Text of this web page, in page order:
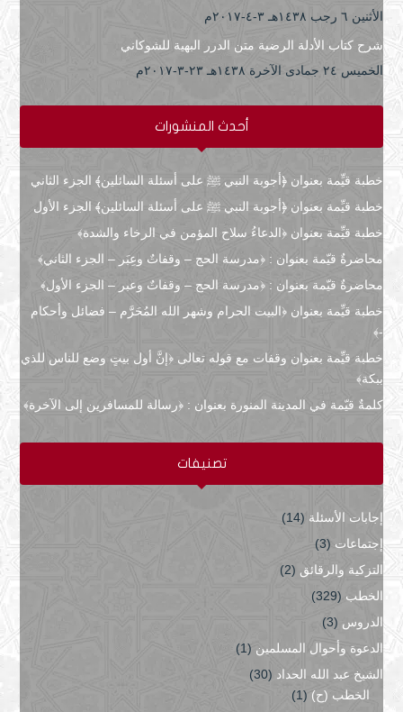
الأثنين ٦ رجب ۱٤۳۸هـ ۳-٤-۲۰۱۷م
شرح كتاب الأدلة الرضية متن الدرر البهية للشوكاني
الخميس ۲٤ جمادى الآخرة ۱٤۳۸هـ ۲۳-۳-۲۰۱۷م
أحدث المنشورات
خطبة قيِّمة بعنوان ﴿أجوبة النبي ﷺ على أسئلة السائلين﴾ الجزء الثاني
خطبة قيِّمة بعنوان ﴿أجوبة النبي ﷺ على أسئلة السائلين﴾ الجزء الأول
خطبة قيِّمة بعنوان ﴿الدعاءُ سلاح المؤمن في الرخاء والشدة﴾
محاضرةٌ قيّمة بعنوان : ﴿مدرسة الحج – وقفاتٌ وعِبَر – الجزء الثاني﴾
محاضرةٌ قيّمة بعنوان : ﴿مدرسة الحج – وقفاتٌ وعبر – الجزء الأول﴾
خطبة قيِّمة بعنوان ﴿البيت الحرام وشهر الله المُحَرَّم – فضائل وأحكام
-﴾
خطبة قيِّمة بعنوان وقفات مع قوله تعالى ﴿إنَّ أول بيتٍ وضع للناس للذي
ببكة﴾
كلمةٌ قيّمة في المدينة المنورة بعنوان : ﴿رسالة للمسافرين إلى الآخرة﴾
تصنيفات
إجابات الأسئلة (14)
إجتماعات (3)
التزكية والرقائق (2)
الخطب (329)
الدروس (3)
الدعوة وأحوال المسلمين (1)
الشيخ عبد الله الحداد (30)
الخطب (ح) (1)